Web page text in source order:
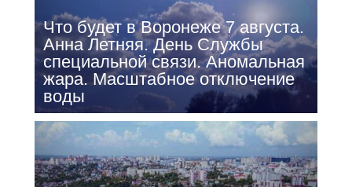
Что будет в Воронеже 7 августа.
Анна Летняя. День Службы
специальной связи. Аномальная
жара. Масштабное отключение
воды